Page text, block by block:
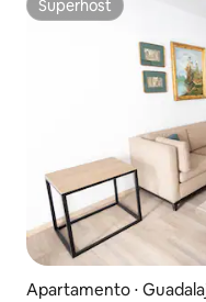
Superhost
Superhost
Apartamento ⋅